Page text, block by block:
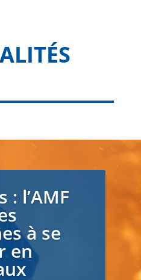
: l’AMF
à se
en